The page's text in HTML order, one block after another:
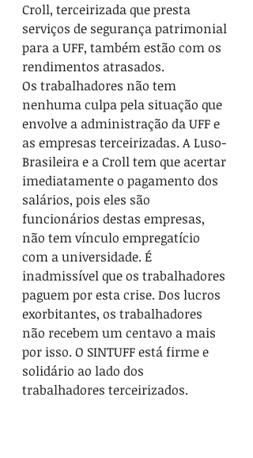
Croll, terceirizada que presta
serviços de segurança patrimonial
para a UFF, também estão com os
rendimentos atrasados.
Os trabalhadores não tem
nenhuma culpa pela situação que
envolve a administração da UFF e
as empresas terceirizadas. A Luso-
Brasileira e a Croll tem que acertar
imediatamente o pagamento dos
salários, pois eles são
funcionários destas empresas,
não tem vínculo empregatício
com a universidade. É
inadmissível que os trabalhadores
paguem por esta crise. Dos lucros
exorbitantes, os trabalhadores
não recebem um centavo a mais
por isso. O SINTUFF está firme e
solidário ao lado dos
trabalhadores terceirizados.